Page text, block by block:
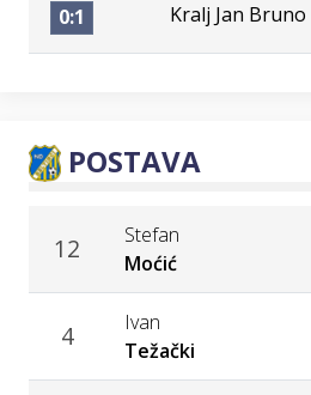
0:1 Kralj Jan Bruno
POSTAVA
12
Stefan
Moćić
4
Ivan
Težački